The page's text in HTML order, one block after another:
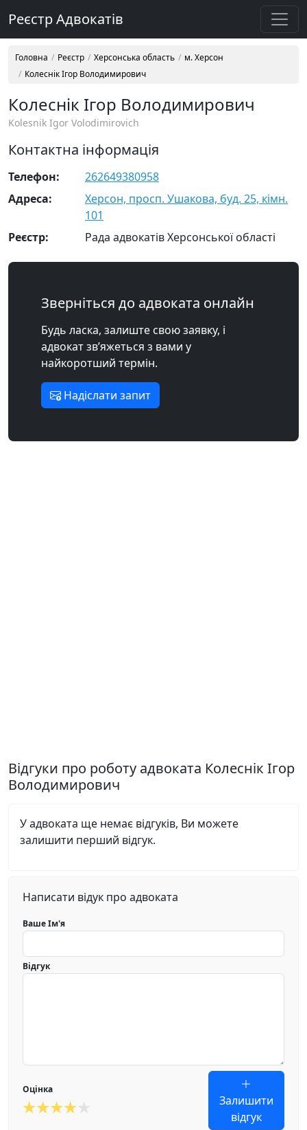
Реєстр Адвокатів
Головна Реєстр Херсонська область
м. Херсон
Колеснік Ігор Володимирович
Колеснік Ігор Володимирович
Kolesnik Igor Volodimirovich
Контактна інформація
Телефон:
262649380958
Адреса:
Херсон, просп. Ушакова, буд. 25, кімн.
101
Реєстр:
Рада адвокатів Херсонської області
Зверніться до адвоката онлайн
Будь ласка, залиште свою заявку, і
адвокат зв’яжеться з вами у
найкоротший термін.
Надіслати запит
Відгуки про роботу адвоката Колеснік Ігор
Володимирович
У адвоката ще немає відгуків, Ви можете
залишити перший відгук.
Написати відук про адвоката
Ваше Ім'я
Відгук
Оцінка
Залишити
відгук